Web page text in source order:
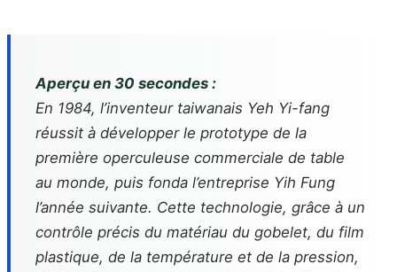
Aperçu en 30 secondes :
En 1984, l’inventeur taiwanais Yeh Yi-fang
réussit à développer le prototype de la
première operculeuse commerciale de table
au monde, puis fonda l’entreprise Yih Fung
l’année suivante. Cette technologie, grâce à un
contrôle précis du matériau du gobelet, du film
plastique, de la température et de la pression,